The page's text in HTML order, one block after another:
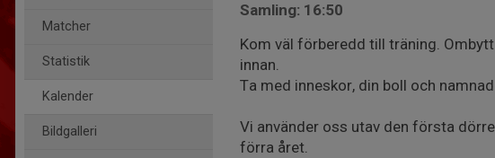
Matcher
Statistik
Kalender
Bildgalleri
Samling: 16:50
Kom väl förberedd till träning.
innan.
Ta med inneskor, din boll och
Vi använder oss utav den första
förra året.